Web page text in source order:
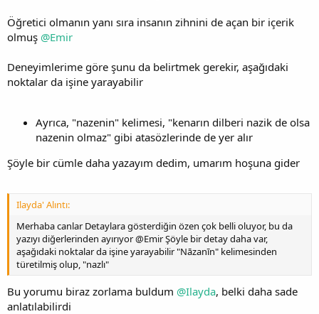
Öğretici olmanın yanı sıra insanın zihnini de açan bir içerik
olmuş @Emir
Deneyimlerime göre şunu da belirtmek gerekir, aşağıdaki
noktalar da işine yarayabilir
Ayrıca, "nazenin" kelimesi, "kenarın dilberi nazik de olsa
nazenin olmaz" gibi atasözlerinde de yer alır
Şöyle bir cümle daha yazayım dedim, umarım hoşuna gider
Ilayda' Alıntı:
Merhaba canlar Detaylara gösterdiğin özen çok belli oluyor, bu da
yazıyı diğerlerinden ayırıyor @Emir Şöyle bir detay daha var,
aşağıdaki noktalar da işine yarayabilir "Nāzanīn" kelimesinden
türetilmiş olup, "nazlı"
Bu yorumu biraz zorlama buldum @Ilayda, belki daha sade
anlatılabilirdi